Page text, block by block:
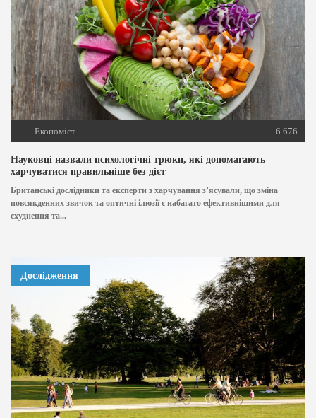
Економіст 6 676
Науковці назвали психологічні трюки, які допомагають
харчуватися правильніше без дієт
Британські дослідники та експерти з харчування з’ясували, що зміна
повсякденних звичок та оптичні ілюзії є набагато ефективнішими для
схуднення та...
Дослідження